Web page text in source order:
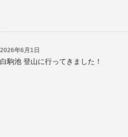
2026年6月1日
白駒池 登山に行ってきました！